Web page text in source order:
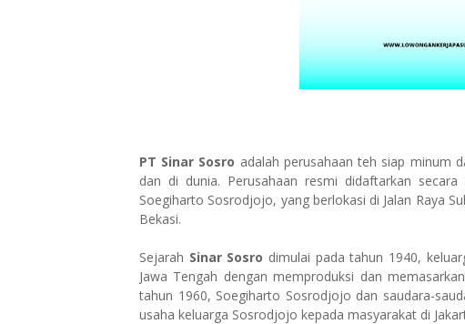
PT Sinar Sosro adalah perusahaan teh siap minum
dan di dunia. Perusahaan resmi didaftarkan
Soegiharto Sosrodjojo, yang berlokasi di Jalan Raya
Bekasi.
Sejarah Sinar Sosro dimulai pada tahun 1940,
Jawa Tengah dengan memproduksi dan
tahun 1960, Soegiharto Sosrodjojo dan saudara-
usaha keluarga Sosrodjojo kepada masyarakat di